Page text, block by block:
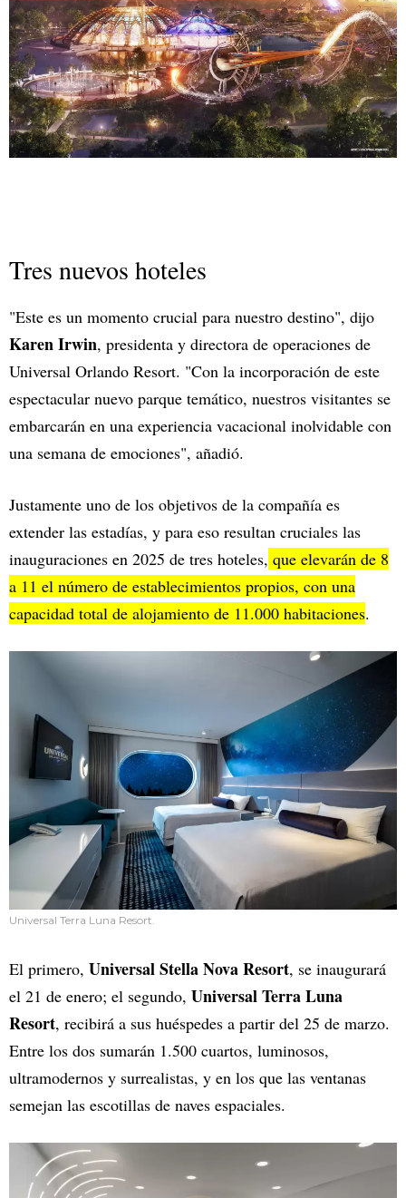
Tres nuevos hoteles
"Este es un momento crucial para nuestro destino", dijo
Karen Irwin, presidenta y directora de operaciones de
Universal Orlando Resort. "Con la incorporación de este
espectacular nuevo parque temático, nuestros visitantes se
embarcarán en una experiencia vacacional inolvidable con
una semana de emociones", añadió.
Justamente uno de los objetivos de la compañía es
extender las estadías, y para eso resultan cruciales las
inauguraciones en 2025 de tres hoteles, que elevarán de 8
a 11 el número de establecimientos propios, con una
capacidad total de alojamiento de 11.000 habitaciones.
Universal Terra Luna Resort.
El primero, Universal Stella Nova Resort, se inaugurará
el 21 de enero; el segundo, Universal Terra Luna
Resort, recibirá a sus huéspedes a partir del 25 de marzo.
Entre los dos sumarán 1.500 cuartos, luminosos,
ultramodernos y surrealistas, y en los que las ventanas
semejan las escotillas de naves espaciales.